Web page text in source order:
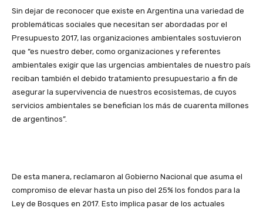
Sin dejar de reconocer que existe en Argentina una variedad de
problemáticas sociales que necesitan ser abordadas por el
Presupuesto 2017, las organizaciones ambientales sostuvieron
que “es nuestro deber, como organizaciones y referentes
ambientales exigir que las urgencias ambientales de nuestro país
reciban también el debido tratamiento presupuestario a fin de
asegurar la supervivencia de nuestros ecosistemas, de cuyos
servicios ambientales se benefician los más de cuarenta millones
de argentinos”.
De esta manera, reclamaron al Gobierno Nacional que asuma el
compromiso de elevar hasta un piso del 25% los fondos para la
Ley de Bosques en 2017. Esto implica pasar de los actuales